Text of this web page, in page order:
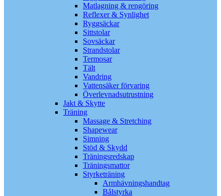
Matlagning & rengöring
Reflexer & Synlighet
Ryggsäckar
Sittstolar
Sovsäckar
Strandstolar
Termosar
Tält
Vandring
Vattensäker förvaring
Överlevnadsutrustning
Jakt & Skytte
Träning
Massage & Stretching
Shapewear
Simning
Stöd & Skydd
Träningsredskap
Träningsmattor
Styrketräning
Armhävningshandtag
Bålstyrka